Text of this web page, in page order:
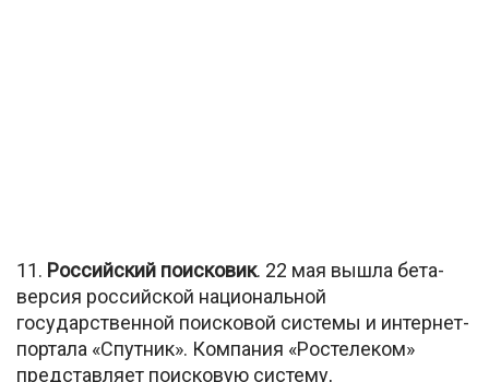
11. Российский поисковик. 22 мая вышла бета-
версия российской национальной
государственной поисковой системы и интернет-
портала «Спутник». Компания «Ростелеком»
представляет поисковую систему,